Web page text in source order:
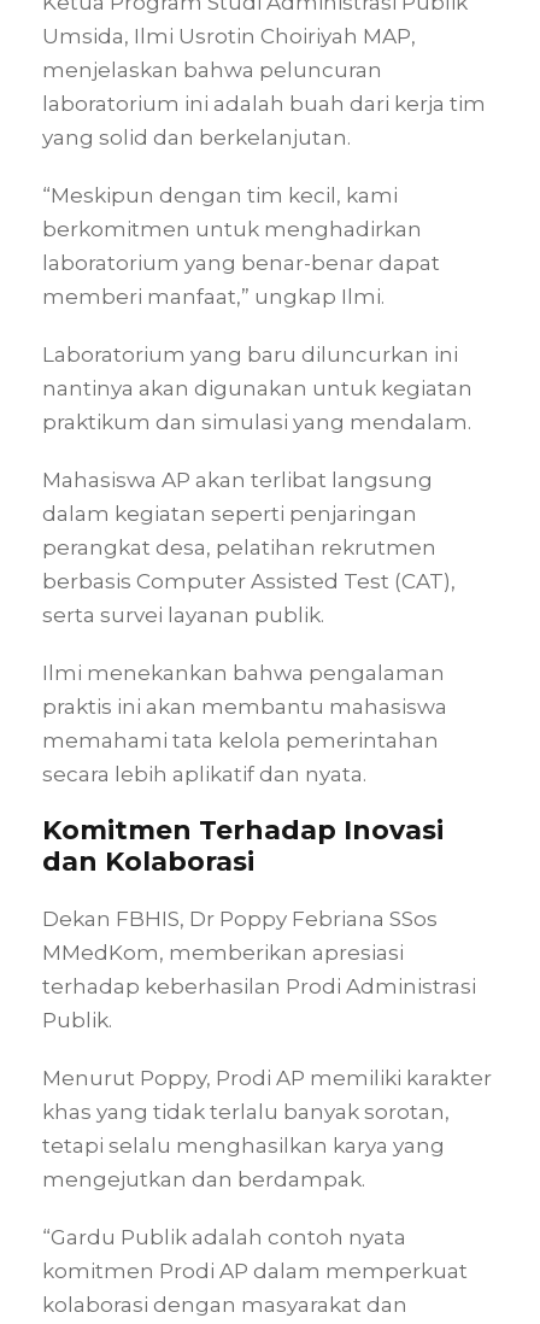
Umsida, Ilmi Usrotin Choiriyah MAP,
menjelaskan bahwa peluncuran
laboratorium ini adalah buah dari kerja tim
yang solid dan berkelanjutan.
“Meskipun dengan tim kecil, kami
berkomitmen untuk menghadirkan
laboratorium yang benar-benar dapat
memberi manfaat,” ungkap Ilmi.
Laboratorium yang baru diluncurkan ini
nantinya akan digunakan untuk kegiatan
praktikum dan simulasi yang mendalam.
Mahasiswa AP akan terlibat langsung
dalam kegiatan seperti penjaringan
perangkat desa, pelatihan rekrutmen
berbasis Computer Assisted Test (CAT),
serta survei layanan publik.
Ilmi menekankan bahwa pengalaman
praktis ini akan membantu mahasiswa
memahami tata kelola pemerintahan
secara lebih aplikatif dan nyata.
Komitmen Terhadap Inovasi
dan Kolaborasi
Dekan FBHIS, Dr Poppy Febriana SSos
MMedKom, memberikan apresiasi
terhadap keberhasilan Prodi Administrasi
Publik.
Menurut Poppy, Prodi AP memiliki karakter
khas yang tidak terlalu banyak sorotan,
tetapi selalu menghasilkan karya yang
mengejutkan dan berdampak.
“Gardu Publik adalah contoh nyata
komitmen Prodi AP dalam memperkuat
kolaborasi dengan masyarakat dan